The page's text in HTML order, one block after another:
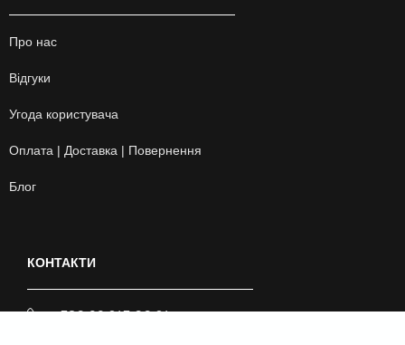
Про нас
Відгуки
Угода користувача
Оплата | Доставка | Повернення
Блог
КОНТАКТИ
+380 99 243 00 24